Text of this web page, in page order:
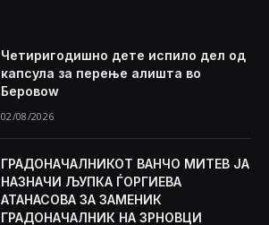
Четиригодишно дете испило дел од
капсула за перење алишта во
Беровоw
02/08/2026
ГРАДОНАЧАЛНИКОТ ВАНЧО МИТЕВ ЈА
НАЗНАЧИ ЉУПКА ЃОРГИЕВА
АТАНАСОВА ЗА ЗАМЕНИК
ГРАДОНАЧАЛНИК НА ЗРНОВЦИ